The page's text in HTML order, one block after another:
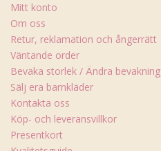
Mitt konto
Om oss
Retur, reklamation och ångerrätt
Väntande order
Bevaka storlek / Ändra bevakning
Sälj era barnkläder
Kontakta oss
Köp- och leveransvillkor
Presentkort